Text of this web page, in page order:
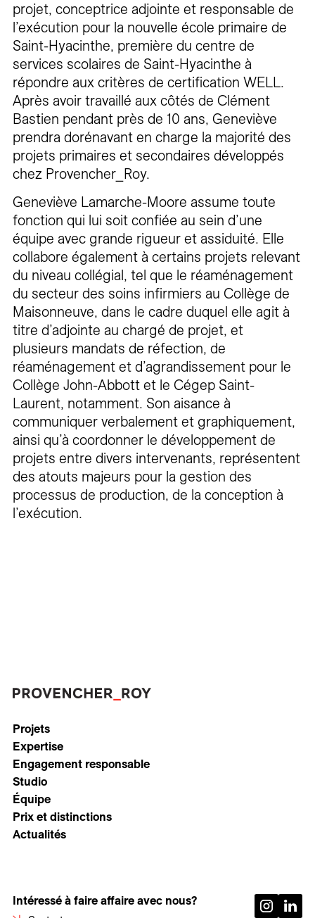
projet, conceptrice adjointe et responsable de
l’exécution pour la nouvelle école primaire de
Saint-Hyacinthe, première du centre de
services scolaires de Saint-Hyacinthe à
répondre aux critères de certification WELL.
Après avoir travaillé aux côtés de Clément
Bastien pendant près de 10 ans, Geneviève
prendra dorénavant en charge la majorité des
projets primaires et secondaires développés
chez Provencher_Roy.
Geneviève Lamarche-Moore assume toute
fonction qui lui soit confiée au sein d’une
équipe avec grande rigueur et assiduité. Elle
collabore également à certains projets relevant
du niveau collégial, tel que le réaménagement
du secteur des soins infirmiers au Collège de
Maisonneuve, dans le cadre duquel elle agit à
titre d’adjointe au chargé de projet, et
plusieurs mandats de réfection, de
réaménagement et d’agrandissement pour le
Collège John-Abbott et le Cégep Saint-
Laurent, notamment. Son aisance à
communiquer verbalement et graphiquement,
ainsi qu’à coordonner le développement de
projets entre divers intervenants, représentent
des atouts majeurs pour la gestion des
processus de production, de la conception à
l’exécution.
Projets
Expertise
Engagement responsable
Studio
Équipe
Prix et distinctions
Actualités
Intéressé à faire affaire avec nous?